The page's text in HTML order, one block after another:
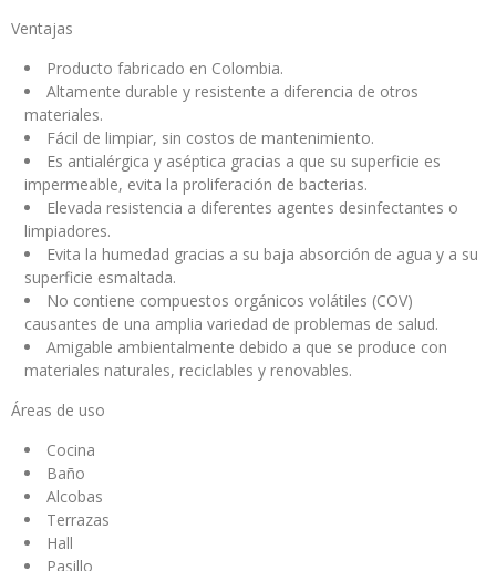
Ventajas
Producto fabricado en Colombia.
Altamente durable y resistente a diferencia de otros
materiales.
Fácil de limpiar, sin costos de mantenimiento.
Es antialérgica y aséptica gracias a que su superficie es
impermeable, evita la proliferación de bacterias.
Elevada resistencia a diferentes agentes desinfectantes o
limpiadores.
Evita la humedad gracias a su baja absorción de agua y a su
superficie esmaltada.
No contiene compuestos orgánicos volátiles (COV)
causantes de una amplia variedad de problemas de salud.
Amigable ambientalmente debido a que se produce con
materiales naturales, reciclables y renovables.
Áreas de uso
Cocina
Baño
Alcobas
Terrazas
Hall
Pasillo